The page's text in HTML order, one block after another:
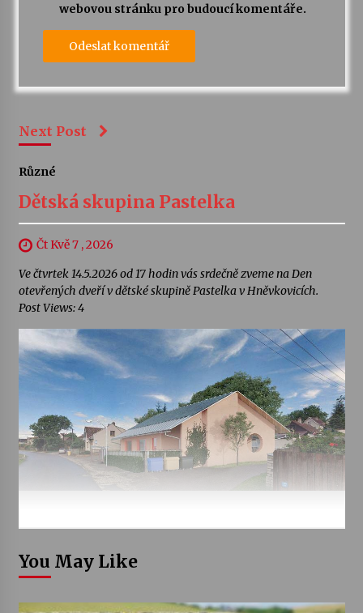
webovou stránku pro budoucí komentáře.
Next Post
Různé
Dětská skupina Pastelka
Čt Kvě 7 , 2026
Ve čtvrtek 14.5.2026 od 17 hodin vás srdečně zveme na Den
otevřených dveří v dětské skupině Pastelka v Hněvkovicích.
Post Views: 4
You May Like